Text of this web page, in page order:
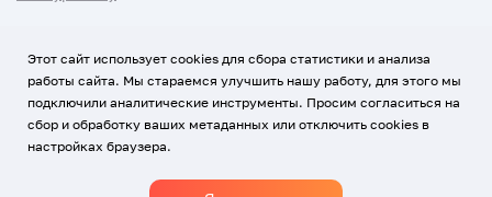
Использование Cookies
Политика обработки персональных данных
Этот сайт использует cookies для сбора статистики и анализа
работы сайта. Мы стараемся улучшить нашу работу, для этого мы
подключили аналитические инструменты. Просим согласиться на
сбор и обработку ваших метаданных или отключить cookies в
настройках браузера.